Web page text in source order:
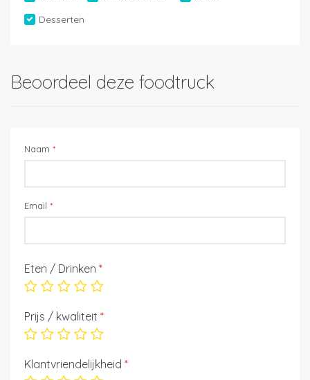
Desserten
Beoordeel deze foodtruck
Naam *
Email *
Eten / Drinken *
Prijs / kwaliteit *
Klantvriendelijkheid *